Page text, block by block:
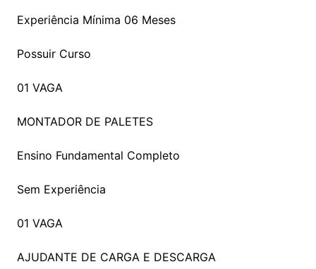
Experiência Mínima 06 Meses
Possuir Curso
01 VAGA
MONTADOR DE PALETES
Ensino Fundamental Completo
Sem Experiência
01 VAGA
AJUDANTE DE CARGA E DESCARGA